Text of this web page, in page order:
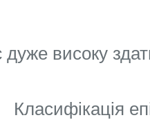
високу
Класифікація